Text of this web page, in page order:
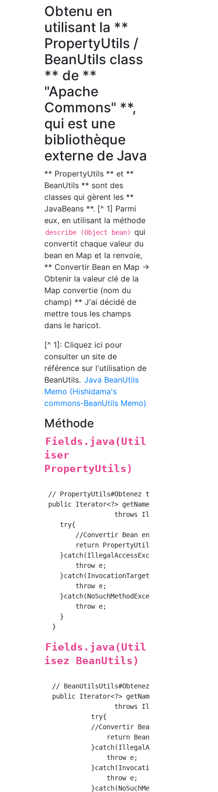
Obtenu en
utilisant la **
PropertyUtils /
BeanUtils class
** de **
"Apache
Commons" **,
qui est une
bibliothèque
externe de Java
** PropertyUtils ** et **
BeanUtils ** sont des
classes qui gèrent les **
JavaBeans **. [^ 1] Parmi
eux, en utilisant la méthode
describe (Object bean) qui
convertit chaque valeur du
bean en Map et la renvoie,
** Convertir Bean en Map →
Obtenir la valeur clé de la
Map convertie (nom du
champ) ** J'ai décidé de
mettre tous les champs
dans le haricot.
[^ 1]: Cliquez ici pour
consulter un site de
référence sur l'utilisation de
BeanUtils. Java BeanUtils
Memo (Hishidama's
commons-BeanUtils Memo)
Méthode
Fields.java(Util
iser
PropertyUtils)
// PropertyUtils#Obtenez tous les champs
public Iterator<?> getNames()
    try{
//Convertir Bean en Map → Obtenir
return
    }catch(IllegalAccessException e){
    }catch(InvocationTargetException e){
    }catch(NoSuchMethodException e){
    }
Fields.java(Util
isez BeanUtils)
// BeanUtilsUtils#Obtenez tous les champs
  public Iterator<?> getNames1()
//Convertir Bean en Map →